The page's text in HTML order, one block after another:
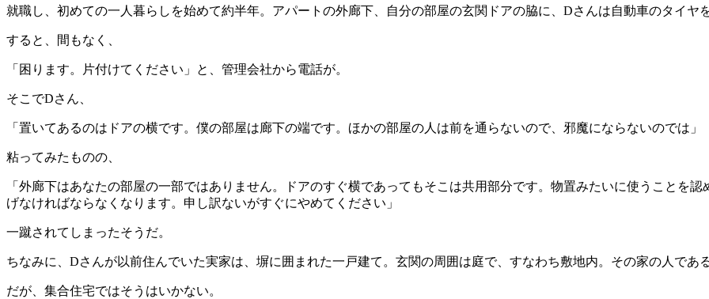
就職し、初めての一人暮らしを始めて約半年。アパートの外廊下、自分の部屋の玄関ドアの脇に、Dさんは自動車のタイヤ
すると、間もなく、
「困ります。片付けてください」と、管理会社から電話が。
そこでDさん、
「置いてあるのはドアの横です。僕の部屋は廊下の端です。ほかの部屋の人は前を通らないので、邪魔にならないのでは」
粘ってみたものの、
「外廊下はあなたの部屋の一部ではありません。ドアのすぐ横であってもそこは共用部分です。物置みたいに使うことを
げなければならなくなります。申し訳ないがすぐにやめてください」
一蹴されてしまったそうだ。
ちなみに、Dさんが以前住んでいた実家は、塀に囲まれた一戸建て。玄関の周囲は庭で、すなわち敷地内。その家の人であ
だが、集合住宅ではそうはいかない。